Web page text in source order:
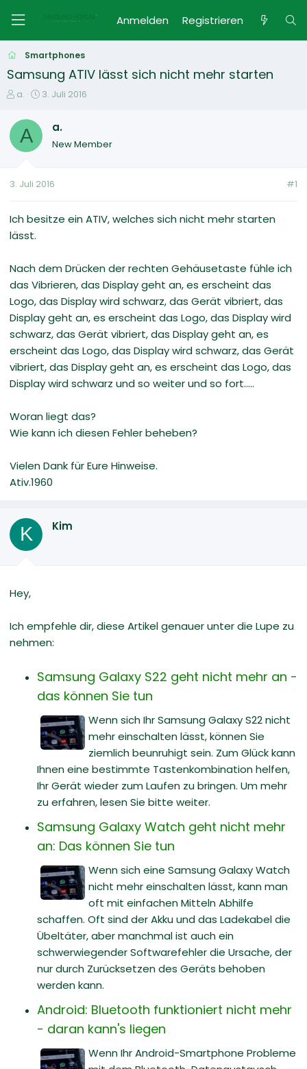
Anmelden Registrieren
Smartphones
Samsung ATIV lässt sich nicht mehr starten
E
s
e
e
a.
E
t
t
m
3. Juli 2016
A a.
New Member
3. Juli 2016 #1
Ich besitze ein ATIV, welches sich nicht mehr starten
lässt.
Nach dem Drücken der rechten Gehäusetaste fühle ich
das Vibrieren, das Display geht an, es erscheint das
Logo, das Display wird schwarz, das Gerät vibriert, das
Display geht an, es erscheint das Logo, das Display wird
schwarz, das Gerät vibriert, das Display geht an, es
erscheint das Logo, das Display wird schwarz, das Gerät
vibriert, das Display geht an, es erscheint das Logo, das
Display wird schwarz und so weiter und so fort.....
Woran liegt das?
Wie kann ich diesen Fehler beheben?
Vielen Dank für Eure Hinweise.
Ativ.1960
K Kim
Hey,
Ich empfehle dir, diese Artikel genauer unter die Lupe zu
nehmen:
Samsung Galaxy S22 geht nicht mehr an -
das können Sie tun
Wenn sich Ihr Samsung Galaxy S22 nicht
mehr einschalten lässt, können Sie
ziemlich beunruhigt sein. Zum Glück kann
Ihnen eine bestimmte Tastenkombination helfen,
Ihr Gerät wieder zum Laufen zu bringen. Um mehr
zu erfahren, lesen Sie bitte weiter.
Samsung Galaxy Watch geht nicht mehr
an: Das können Sie tun
Wenn sich eine Samsung Galaxy Watch
nicht mehr einschalten lässt, kann man
oft mit einfachen Mitteln Abhilfe
schaffen. Oft sind der Akku und das Ladekabel die
Übeltäter, aber manchmal ist auch ein
schwerwiegender Softwarefehler die Ursache, der
nur durch Zurücksetzen des Geräts behoben
werden kann.
Android: Bluetooth funktioniert nicht mehr
- daran kann's liegen
Wenn Ihr Android-Smartphone Probleme